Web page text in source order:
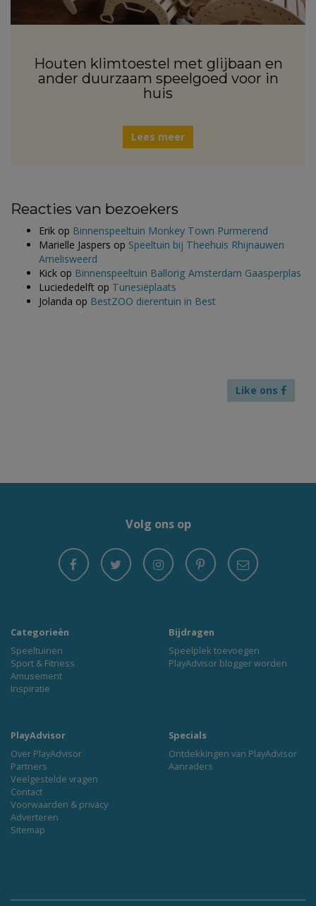
Houten klimtoestel met glijbaan en
ander duurzaam speelgoed voor in
huis
Lees meer
Reacties van bezoekers
Erik op Binnenspeeltuin Monkey Town Purmerend
Marielle Jaspers op Speeltuin bij Theehuis Rhijnauwen
Amelisweerd
Kick op Binnenspeeltuin Ballorig Amsterdam Gaasperplas
Luciededelft op Tunesiëplaats
Jolanda op BestZOO dierentuin in Best
Like ons
Volg ons op
Categorieën
Speeltuinen
Sport & Fitness
Amusement
Inspiratie
Bijdragen
Speelplek toevoegen
PlayAdvisor blogger worden
PlayAdvisor
Over PlayAdvisor
Partners
Veelgestelde vragen
Contact
Voorwaarden & privacy
Adverteren
Sitemap
Specials
Ontdekkingen van PlayAdvisor
Aanraders